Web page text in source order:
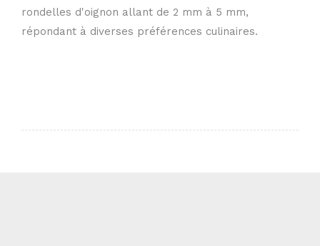
rondelles d'oignon allant de 2 mm à 5 mm,
répondant à diverses préférences culinaires.